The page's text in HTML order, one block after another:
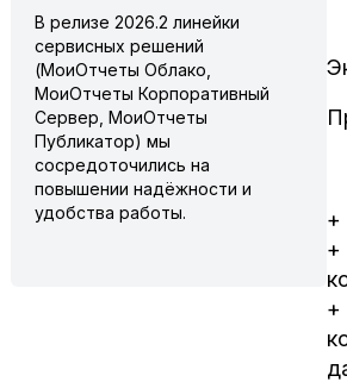
+
+
+
В релизе 2026.2 линейки
сервисных решений
(МоиОтчеты Облако,
МоиОтчеты Корпоративный
Сервер, МоиОтчеты
Публикатор) мы
сосредоточились на
повышении надёжности и
удобства работы.